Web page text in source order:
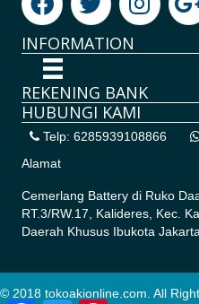
INFORMATION
REKENING BANK
HUBUNGI KAMI
Telp: 6285939108866
Alamat
Cemerlang Battery di Ruko
RT.3/RW.17, Kalideres, Kec.
Daerah Khusus Ibukota
© 2018 tokoakionline.com. All